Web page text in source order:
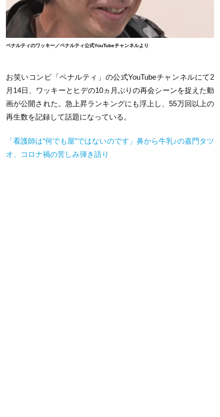
ペナルティのワッキー／ペナルティ公式YouTubeチャンネルより
お笑いコンビ「ペナルティ」の公式YouTubeチャンネルにて2
月14日、ワッキーとヒデの10ヵ月ぶりの再会シーンを捉えた動
画が公開された。急上昇ランキングにも浮上し、55万回以上の
再生数を記録して話題になっている。
「看護師は“何でも屋”ではないのです」鼻から牛乳♪の嘉門タツ
オ、コロナ禍の苦しみ弾き語り